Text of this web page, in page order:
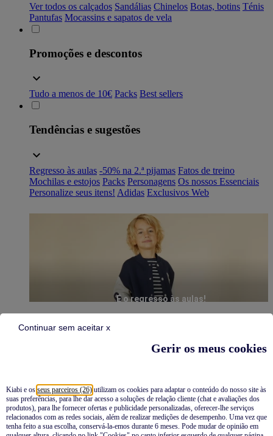
Gerir os meus cookies
Kiabi e os seus parceiros (26) utilizam os cookies para adaptar o conteúdo do nosso site às
suas preferências, para lhe dar acesso a soluções de relação cliente (chat e avaliações dos
produtos), para lhe fornecer ofertas e publicidade personalizadas, oferecer-lhe serviços
relacionados com as redes sociais, além de realizar medições de desempenho. Uma vez que
tenha feito a sua escolha, conservá-la-emos durante 6 meses. Pode mudar de opinião em
Continuar sem aceitar x
Ver todos os calçados Sandálias Chinelos Botas, botins Ténis
Pantufas Mocassins e sapatos de vela
Promoções e descontos
Tudo a menos de 10€ Packs Best sellers
Tendências e sugestões
Regresso às aulas -50% na 2.ª pijamas Fatos de treino
Mochilas e estojos Packs Personagens Os nossos Essenciais
Personalize seus itens! Adidas Exclusivos Web
É o regresso às aulas!
Pijamas
Novidades